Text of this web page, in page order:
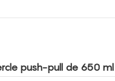
push-pull de 650 ml